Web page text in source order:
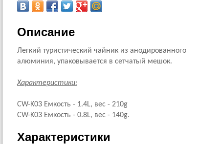
Описание
Легкий туристический чайник из анодированного
алюминия, упаковывается в сетчатый мешок.
Характеристики:
CW-K03 Емкость - 1.4L, вес - 210g
CW-K03 Емкость - 0.8L, вес - 140g.
Характеристики